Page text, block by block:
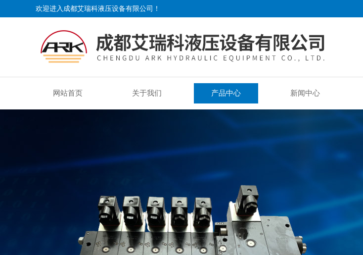
欢迎进入成都艾瑞科液压设备有限公司！
网站首页 关于我们 产品中心 新闻中心